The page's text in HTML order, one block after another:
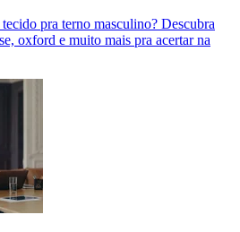
pra terno masculino? Descubra
oxford e muito mais pra acertar na